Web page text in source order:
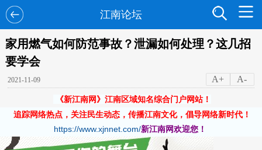
江南论坛
家用燃气如何防范事故？泄漏如何处理？这几招
要学会
2021-11-09 A+ A-
《新江南网》江南区域知名综合门户网站！
追踪网络热点，关注民生动态，传播江南文化，倡导网络新时代！
https://www.xjnnet.com/新江南网欢迎您！